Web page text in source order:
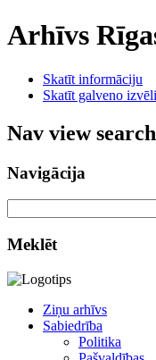
Arhīvs
Skatīt informāciju
Skatīt galveno
Nav view search
Navigācija
Meklēt
Ziņu arhīvs
Sabiedrība
Politika